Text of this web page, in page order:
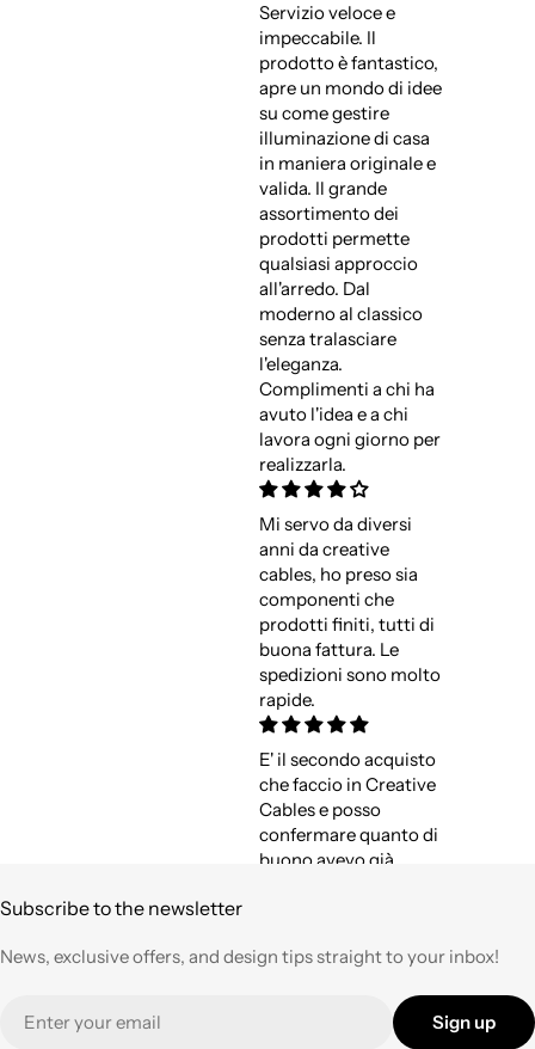
Servizio veloce e
impeccabile. Il
prodotto è fantastico,
apre un mondo di idee
su come gestire
illuminazione di casa
in maniera originale e
valida. Il grande
assortimento dei
prodotti permette
qualsiasi approccio
all'arredo. Dal
moderno al classico
senza tralasciare
l'eleganza.
Complimenti a chi ha
avuto l'idea e a chi
lavora ogni giorno per
realizzarla.
Mi servo da diversi
anni da creative
cables, ho preso sia
componenti che
prodotti finiti, tutti di
buona fattura. Le
spedizioni sono molto
rapide.
E' il secondo acquisto
che faccio in Creative
Cables e posso
confermare quanto di
buono avevo già
velocità nell'evasione
prezzo corretto !
Tornerò su questo
Subscribe to the newsletter
News, exclusive offers, and design tips straight to your inbox!
Sign up